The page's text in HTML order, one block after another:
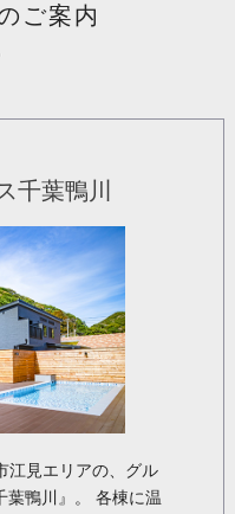
ご案内
千葉鴨川
江見エリアの、グル
葉鴨川』。 各棟に温